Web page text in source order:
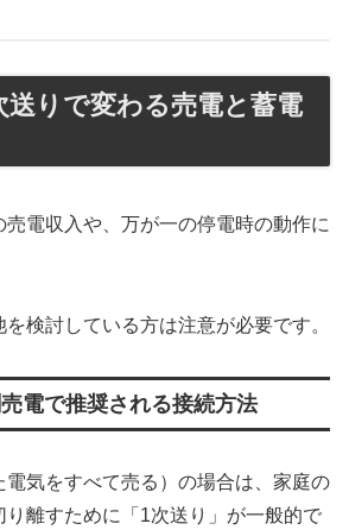
送りで変わる売電と蓄電
電収入や、万が一の停電時の動作に
検討している方は注意が必要です。
電で推奨される接続方法
電気をすべて売る）の場合は、家庭の
り離すために「1次送り」が一般的で